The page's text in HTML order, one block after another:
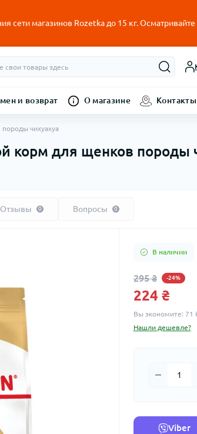
сети магазинов Rozetka до 15 кг.
и возврат О магазине Контакты
чихуахуа
корм для щенков породы
Отзывы 0 Вопросы 0
В наличии
295 ₴ -24%
224 ₴
Вы экономите: 71
Нашли дешевле?
Viber